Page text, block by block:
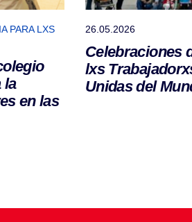
PARA LXS
la
en las
26.05.2026
Celebraciones
lxs
Unidas del